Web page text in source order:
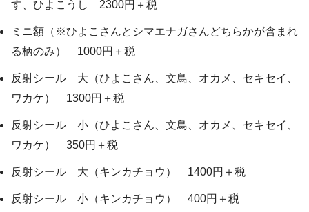
す、ひよこうし 2300円＋税
ミニ額（※ひよこさんとシマエナガさんどちらかが含まれ
る柄のみ） 1000円＋税
反射シール 大（ひよこさん、文鳥、オカメ、セキセイ、
ワカケ） 1300円＋税
反射シール 小（ひよこさん、文鳥、オカメ、セキセイ、
ワカケ） 350円＋税
反射シール 大（キンカチョウ） 1400円＋税
反射シール 小（キンカチョウ） 400円＋税